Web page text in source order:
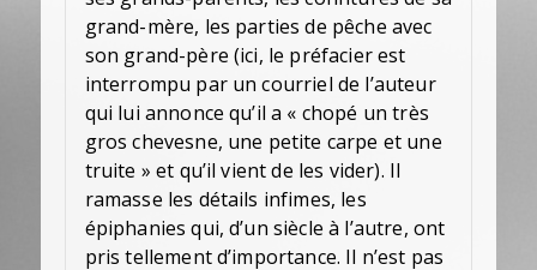
grand-mère, les parties de pêche avec
son grand-père (ici, le préfacier est
interrompu par un courriel de l’auteur
qui lui annonce qu’il a « chopé un très
gros chevesne, une petite carpe et une
truite » et qu’il vient de les vider). Il
ramasse les détails infimes, les
épiphanies qui, d’un siècle à l’autre, ont
pris tellement d’importance. Il n’est pas